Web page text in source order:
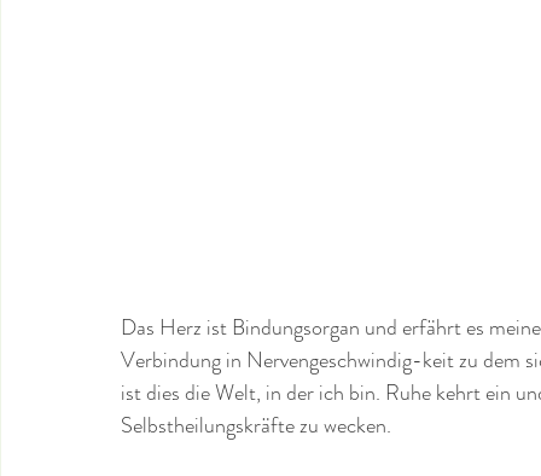
Das Herz ist Bindungsorgan und erfährt es
Verbindung in Nervengeschwindig-keit zu dem
ist dies die Welt, in der ich bin. Ruhe kehrt ein
Selbstheilungskräfte zu wecken.